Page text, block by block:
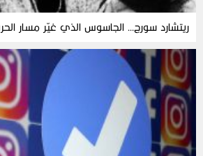
ريتشارد سورج… الجاسوس الذي غيّر مسار الحرب